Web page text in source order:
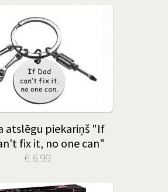
atslēgu piekariņš "If
fix it, no one can"
€ 6.99